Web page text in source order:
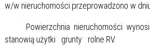
w/w nieruchomości przeprowadzono w
Powierzchnia nieruchomości wynosi
stanowią użytki grunty rolne RV.